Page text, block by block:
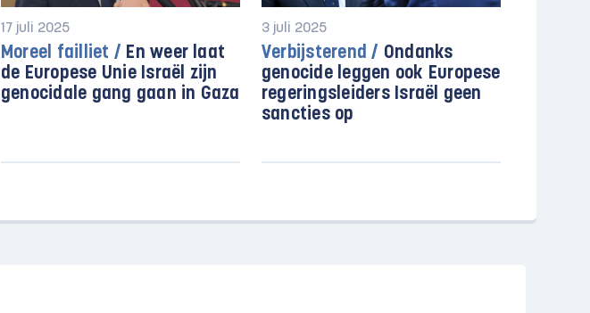
17 juli 2025
Moreel failliet / En weer laat
de Europese Unie Israël zijn
genocidale gang gaan in Gaza
3 juli 2025
Verbijsterend / Ondanks
genocide leggen ook Europese
regeringsleiders Israël geen
sancties op